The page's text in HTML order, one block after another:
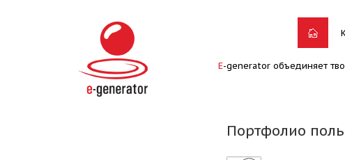
E-generator объединяет
Портфолио